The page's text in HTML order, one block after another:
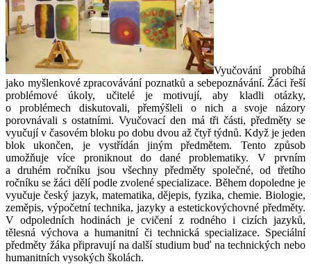
Vyučování probíhá
jako myšlenkové zpracovávání poznatků a sebepoznávání. Žáci řeší
problémové úkoly, učitelé je motivují, aby kladli otázky,
o problémech diskutovali, přemýšleli o nich a svoje názory
porovnávali s ostatními. Vyučovací den má tři části, předměty se
vyučují v časovém bloku po dobu dvou až čtyř týdnů. Když je jeden
blok ukončen, je vystřídán jiným předmětem. Tento způsob
umožňuje více proniknout do dané problematiky. V prvním
a druhém ročníku jsou všechny předměty společné, od třetího
ročníku se žáci dělí podle zvolené specializace. Během dopoledne je
vyučuje český jazyk, matematika, dějepis, fyzika, chemie. Biologie,
zeměpis, výpočetní technika, jazyky a estetickovýchovné předměty.
V odpoledních hodinách je cvičení z rodného i cizích jazyků,
tělesná výchova a humanitní či technická specializace. Speciální
předměty žáka připravují na další studium buď na technických nebo
humanitních vysokých školách.